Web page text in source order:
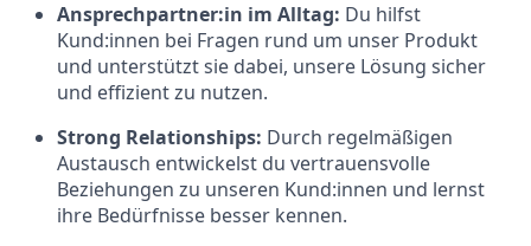
Ansprechpartner:in im Alltag: Du hilfst
Kund:innen bei Fragen rund um unser Produkt
und unterstützt sie dabei, unsere Lösung sicher
und effizient zu nutzen.
Strong Relationships: Durch regelmäßigen
Austausch entwickelst du vertrauensvolle
Beziehungen zu unseren Kund:innen und lernst
ihre Bedürfnisse besser kennen.